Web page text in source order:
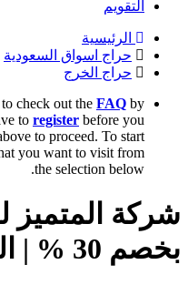
التقويم
الرئيسية
حراج اسواق السعودية
حراج الخرج
check out the FAQ by
to register before you
to proceed. To start
you want to visit from
the selection below.
شركة المتميز
بخصم 30 % | المتميز اتصل الان